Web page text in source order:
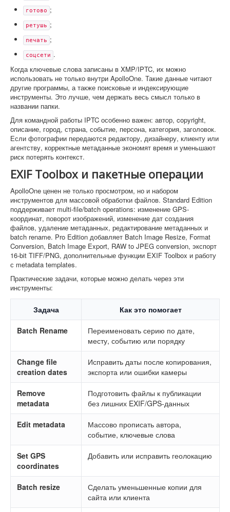
готово ;
ретушь ;
печать ;
соцсети .
Когда ключевые слова записаны в XMP/IPTC, их можно
использовать не только внутри ApolloOne. Такие данные читают
другие программы, а также поисковые и индексирующие
инструменты. Это лучше, чем держать весь смысл только в
названии папки.
Для командной работы IPTC особенно важен: автор, copyright,
описание, город, страна, событие, персона, категория, заголовок.
Если фотографии передаются редактору, дизайнеру, клиенту или
агентству, корректные метаданные экономят время и уменьшают
риск потерять контекст.
EXIF Toolbox и пакетные операции
ApolloOne ценен не только просмотром, но и набором
инструментов для массовой обработки файлов. Standard Edition
поддерживает multi-file/batch operations: изменение GPS-
координат, поворот изображений, изменение дат создания
файлов, удаление метаданных, редактирование метаданных и
batch rename. Pro Edition добавляет Batch Image Resize, Format
Conversion, Batch Image Export, RAW to JPEG conversion, экспорт
16-bit TIFF/PNG, дополнительные функции EXIF Toolbox и работу
с metadata templates.
Практические задачи, которые можно делать через эти
инструменты:
Задача Как это помогает
Batch Rename
Переименовать серию по дате,
месту, событию или порядку
Change file
creation dates
Исправить даты после копирования,
экспорта или ошибки камеры
Remove
metadata
Подготовить файлы к публикации
без лишних EXIF/GPS-данных
Edit metadata
Массово прописать автора,
событие, ключевые слова
Set GPS
coordinates
Добавить или исправить геолокацию
Batch resize
Сделать уменьшенные копии для
сайта или клиента